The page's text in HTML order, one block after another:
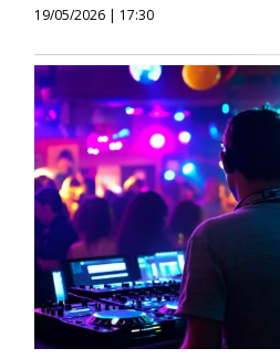
19/05/2026 | 17:30